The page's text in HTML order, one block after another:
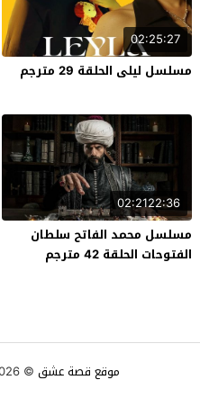
02:25:27
مسلسل ليلى الحلقة 29 مترجم
02:2122:36
مسلسل محمد الفاتح سلطان
الفتوحات الحلقة 42 مترجم
موقع قصة عشق © 2026 جميع الحقوق محفوظة.